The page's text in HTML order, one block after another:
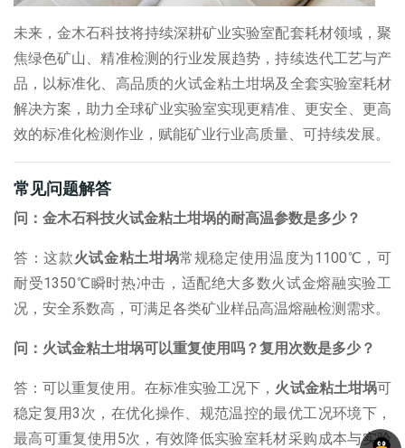
未来，金木石科技将持续深耕矿业实验室配套耗材领域，聚
焦绿色矿山、精准检测的行业发展趋势，持续迭代工艺与产
品，以标准化、高品质的火试金粘土坩埚及全套实验室耗材
解决方案，助力全球矿业实验室实现更精准、更安全、更高
效的标准化检测作业，赋能矿业行业高质量、可持续发展。
常见问题解答
问：金木石科技火试金粘土坩埚的耐高温参数是多少？
答：这款火试金粘土坩埚常规稳定使用温度为1100℃ ，可
耐受1350℃瞬时热冲击，适配绝大多数火试金熔融实验工
况，安全系数高，可满足各类矿业样品高温熔融检测需求。
问：火试金粘土坩埚可以重复使用吗？复用次数是多少？
答：可以重复使用。在标准实验工况下， 火试金粘土坩埚可
稳定复用3 次，在优化操作、规范温控的最优工况环境下，
最高可重复使用 5次，有效降低实验室耗材采购成本与实验